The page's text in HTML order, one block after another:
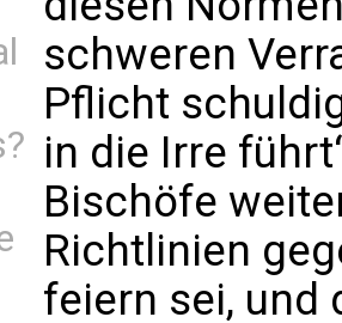
schweren
Pflicht
in die Irre
Bischöfe
Richtlinien
feiern sei, und